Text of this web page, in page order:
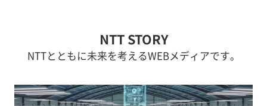
NTT STORY
NTTとともに未来を考えるWEBメディアです。